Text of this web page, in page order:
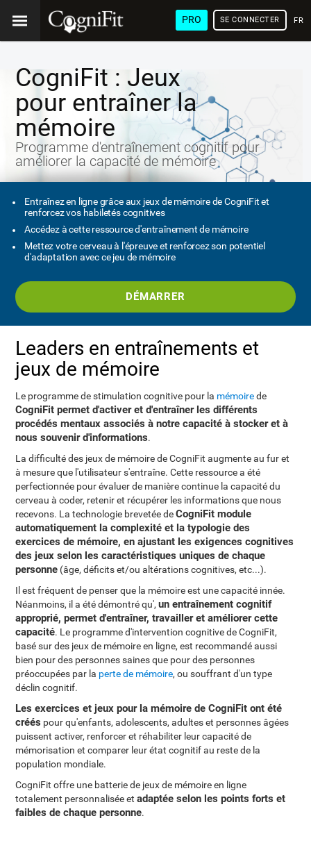
PRO SE CONNECTER
CogniFit : Jeux
pour entraîner la
mémoire
Programme d'entraînement cognitif pour
améliorer la capacité de mémoire
Entraînez en ligne grâce aux jeux de mémoire de CogniFit et
renforcez vos habiletés cognitives
Accédez à cette ressource d'entraînement de mémoire
Mettez votre cerveau à l'épreuve et renforcez son potentiel
d'adaptation avec ce jeu de mémoire
DÉMARRER
Leaders en entraînements et
jeux de mémoire
Le programme de stimulation cognitive pour la mémoirede
CogniFit permet d'activer et d'entraîner les différents
procédés mentaux associés à notre capacité à stocker et à
nous souvenir d'informations.
La difficulté des jeux de mémoire de CogniFit augmente au fur et
à mesure que l'utilisateur s'entraîne. Cette ressource a été
perfectionnée pour évaluer de manière continue la capacité du
cerveau à coder, retenir et récupérer les informations que nous
recevons. La technologie brevetée deCogniFit module
automatiquement la complexité et la typologie des
exercices de mémoire, en ajustant les exigences cognitives
des jeux selon les caractéristiques uniques de chaque
personne (âge, déficits et/ou altérations cognitives, etc...).
Il est fréquent de penser que la mémoire est une capacité innée.
Néanmoins, il a été démontré qu',un entraînement cognitif
approprié, permet d'entraîner, travailler et améliorer cette
capacité. Le programme d'intervention cognitive de CogniFit,
basé sur des jeux de mémoire en ligne, est recommandé aussi
bien pour des personnes saines que pour des personnes
préoccupées par la perte de mémoire, ou souffrant d'un type
déclin cognitif.
Les exercices et jeux pour la mémoire de CogniFit ont été
créés pour qu'enfants, adolescents, adultes et personnes âgées
puissent activer, renforcer et réhabiliter leur capacité de
mémorisation et comparer leur état cognitif au reste de la
population mondiale.
CogniFit offre une batterie de jeux de mémoire en ligne
totalement personnalisée etadaptée selon les points forts et
faibles de chaque personne.